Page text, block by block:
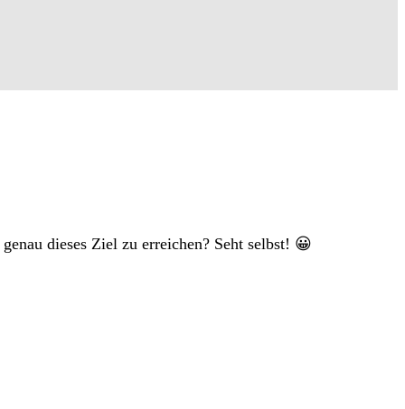
dieses Ziel zu erreichen? Seht selbst! 😀